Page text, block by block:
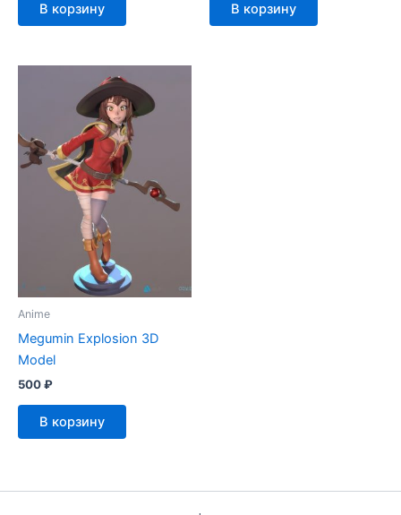
В корзину В корзину
Anime
Megumin Explosion 3D
Model
500₽
В корзину